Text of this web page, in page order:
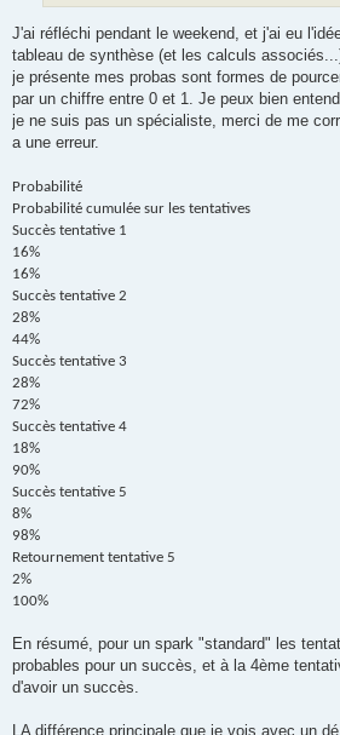
J'ai réfléchi pendant le weekend, et j'ai eu
tableau de synthèse (et les calculs
je présente mes probas sont formes de
par un chiffre entre 0 et 1. Je peux bien
je ne suis pas un spécialiste, merci de me
a une erreur.
Probabilité
Probabilité cumulée sur les tentatives
Succès tentative 1
16%
16%
Succès tentative 2
28%
44%
Succès tentative 3
28%
72%
Succès tentative 4
18%
90%
Succès tentative 5
8%
98%
Retournement tentative 5
2%
100%
En résumé, pour un spark "standard" les
probables pour un succès, et à la 4ème
d'avoir un succès.
LA différence principale que je vois avec un